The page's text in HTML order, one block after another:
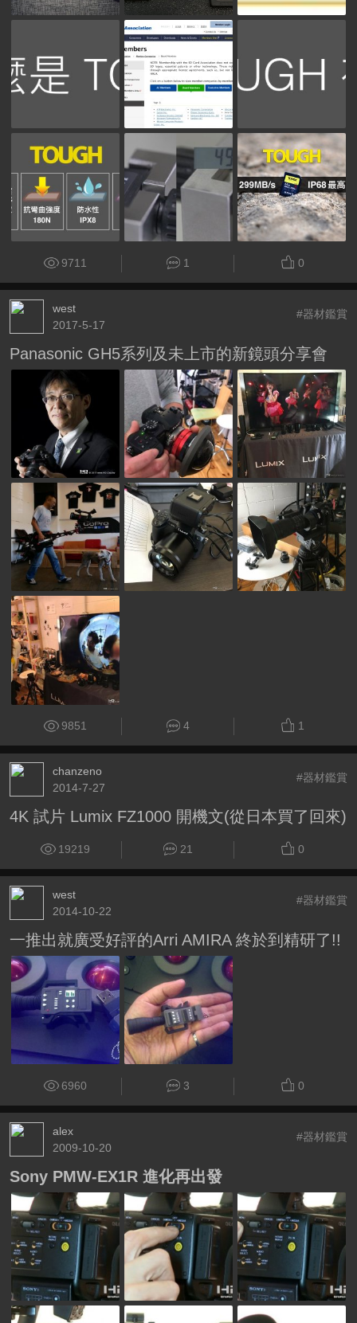
9711 1 0
west
2017-5-17
#器材鑑賞
Panasonic GH5系列及未上市的新鏡頭分享會
9851 4 1
chanzeno
2014-7-27
#器材鑑賞
4K 試片 Lumix FZ1000 開機文(從日本買了回來)
19219 21 0
west
2014-10-22
#器材鑑賞
一推出就廣受好評的Arri AMIRA 終於到精研了!!
6960 3 0
alex
2009-10-20
#器材鑑賞
Sony PMW-EX1R 進化再出發